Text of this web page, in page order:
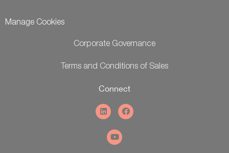
Manage Cookies
Corporate Governance
Terms and Conditions of Sales
Connect